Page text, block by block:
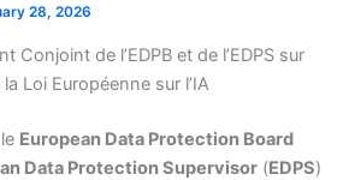
28, 2026
Conjoint de l’EDPB et de l’EDPS sur
Loi Européenne sur l’IA
European Data Protection Board
Data Protection Supervisor (EDPS)